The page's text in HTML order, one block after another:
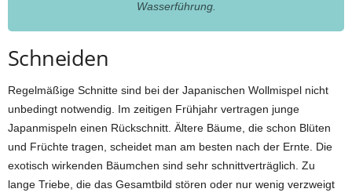
Wasserführung.
Schneiden
Regelmäßige Schnitte sind bei der Japanischen Wollmispel nicht
unbedingt notwendig. Im zeitigen Frühjahr vertragen junge
Japanmispeln einen Rückschnitt. Ältere Bäume, die schon Blüten
und Früchte tragen, scheidet man am besten nach der Ernte. Die
exotisch wirkenden Bäumchen sind sehr schnittverträglich. Zu
lange Triebe, die das Gesamtbild stören oder nur wenig verzweigt